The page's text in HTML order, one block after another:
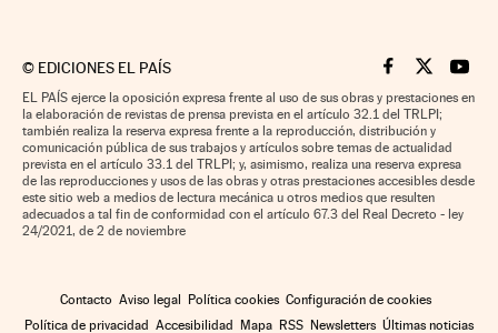
© EDICIONES EL PAÍS Cinco Días en
Cinco Días
Cinco
EL PAÍS ejerce la oposición expresa frente al uso de sus obras y prestaciones en
la elaboración de revistas de prensa prevista en el artículo 32.1 del TRLPI;
también realiza la reserva expresa frente a la reproducción, distribución y
comunicación pública de sus trabajos y artículos sobre temas de actualidad
prevista en el artículo 33.1 del TRLPI; y, asimismo, realiza una reserva expresa
de las reproducciones y usos de las obras y otras prestaciones accesibles desde
este sitio web a medios de lectura mecánica u otros medios que resulten
adecuados a tal fin de conformidad con el artículo 67.3 del Real Decreto - ley
24/2021, de 2 de noviembre
Contacto Aviso legal Política cookies Configuración de cookies
Política de privacidad Accesibilidad Mapa RSS Newsletters Últimas noticias